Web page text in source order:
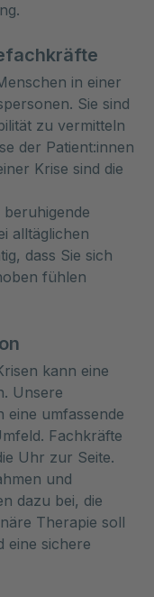
in einer
Sie sind
zu vermitteln
der Patient:innen
Krise sind die
alltäglichen
dass Sie sich
fühlen
kann eine
Unsere
eine umfassende
Fachkräfte
Uhr zur Seite.
und
dazu bei, die
Therapie soll
eine sichere